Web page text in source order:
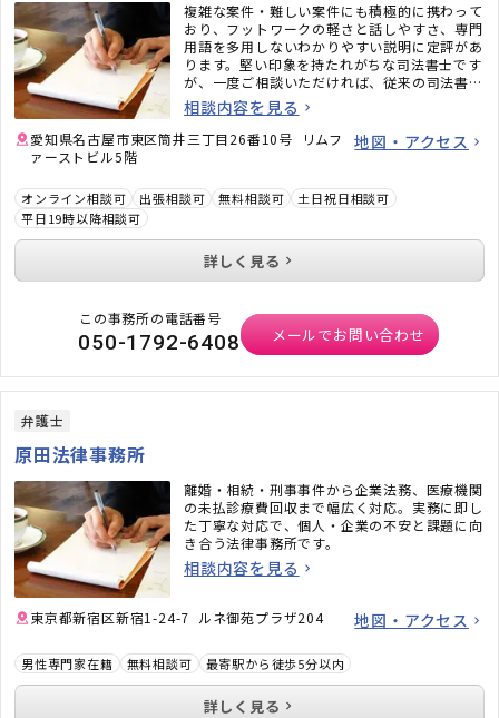
複雑な案件・難しい案件にも積極的に携わって
おり、フットワークの軽さと話しやすさ、専門
用語を多用しないわかりやすい説明に定評があ
ります。堅い印象を持たれがちな司法書士です
が、一度ご相談いただければ、従来の司法書士
のイメージがガラッと変わるかと思います。ど
うぞお気軽にご相談ください。
相談内容を見る
愛知県名古屋市東区筒井三丁目26番10号 リムフ
ァーストビル5階
地図・アクセス
オンライン相談可 出張相談可 無料相談可
土日祝日相談可
平日19時以降相談可
詳しく見る
この事務所の電話番号
050-1792-6408 メールでお問い合わせ
弁護士
原田法律事務所
離婚・相続・刑事事件から企業法務、医療機関
の未払診療費回収まで幅広く対応。実務に即し
た丁寧な対応で、個人・企業の不安と課題に向
き合う法律事務所です。
相談内容を見る
東京都新宿区新宿1-24-7 ルネ御苑プラザ204 地図・アクセス
男性専門家在籍 無料相談可 最寄駅から徒歩5分以内
詳しく見る